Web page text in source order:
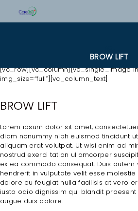
BROW LIFT
[vc_row][vc_column][vc_single_image
img_size=”full”][vc_column_text]
BROW LIFT
Lorem ipsum dolor sit amet,
diam nonummy nibh euismod tincidunt
aliquam erat volutpat. Ut wisi enim ad
nostrud exerci tation ullamcorper
ex ea commodo consequat. Duis autem
hendrerit in vulputate velit esse
dolore eu feugiat nulla facilisis at vero
iusto odio dignissim qui blandit
augue duis dolore.